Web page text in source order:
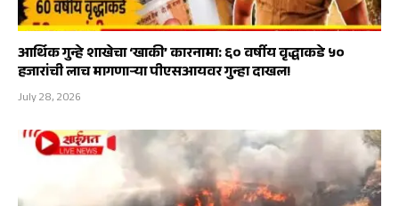
आर्थिक गुन्हे शाखेचा ‘खाकी’ कारनामा: ६० वर्षीय वृद्धाकडे ५०
हजारांची लाच मागणाऱ्या पीएसआयवर गुन्हा दाखल!
July 28, 2026